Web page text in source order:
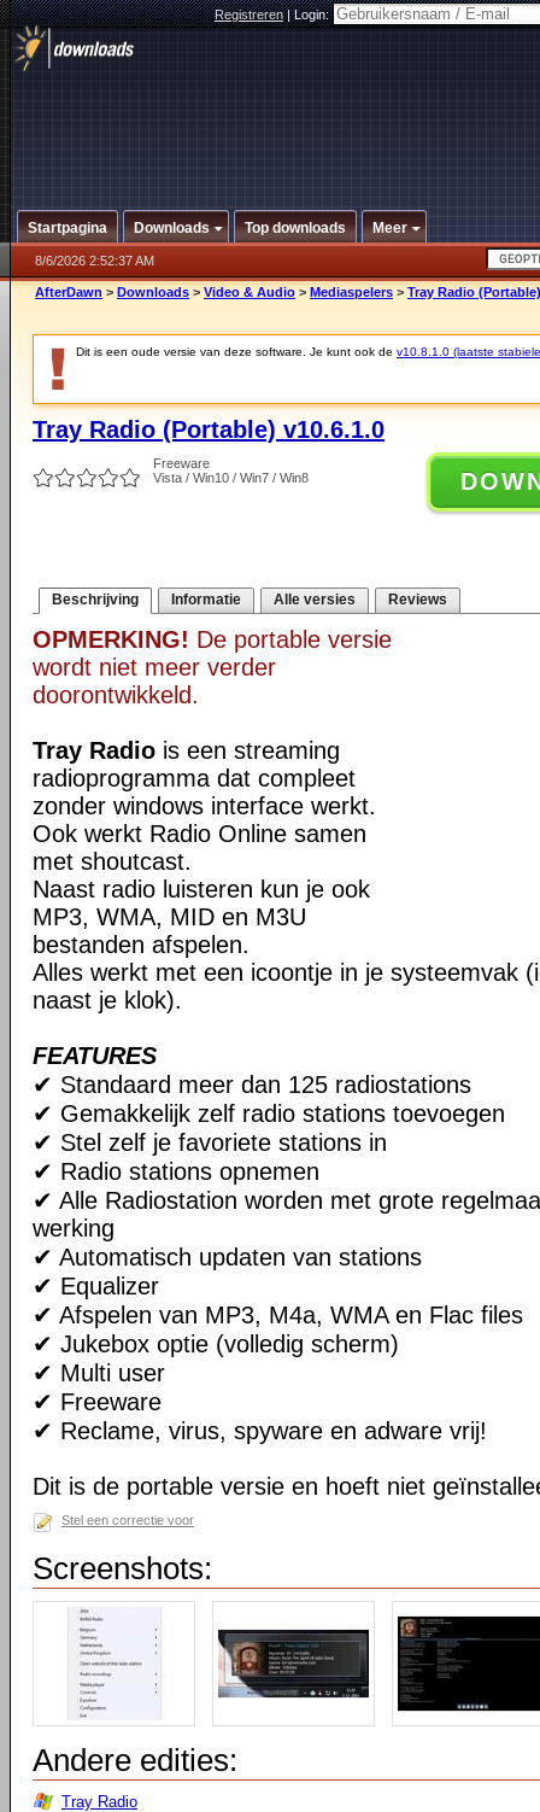
Registreren|Login:
Startpagina Downloads Top downloads Meer
8/6/2026 2:52:37 AM
AfterDawn > Downloads > Video & Audio > Mediaspelers > Tray Radio
Dit is een oude versie van deze software. Je kunt ook de v10.8.1.0 (laatste
Tray Radio (Portable) v10.6.1.0
Freeware
Vista / Win10 / Win7 / Win8
Beschrijving Informatie Alle versies Reviews
OPMERKING! De portable versie
wordt niet meer verder
doorontwikkeld.
Tray Radio is een streaming
radioprogramma dat compleet
zonder windows interface werkt.
Ook werkt Radio Online samen
met shoutcast.
Naast radio luisteren kun je ook
MP3, WMA, MID en M3U
bestanden afspelen.
Alles werkt met een icoontje in je systeemvak
naast je klok).
FEATURES
✔ Standaard meer dan 125 radiostations
✔ Gemakkelijk zelf radio stations toevoegen
✔ Stel zelf je favoriete stations in
✔ Radio stations opnemen
✔ Alle Radiostation worden met grote
werking
✔ Automatisch updaten van stations
✔ Equalizer
✔ Afspelen van MP3, M4a, WMA en Flac files
✔ Jukebox optie (volledig scherm)
✔ Multi user
✔ Freeware
✔ Reclame, virus, spyware en adware vrij!
Dit is de portable versie en hoeft niet
Stel een correctie voor
Screenshots:
Andere edities:
Tray Radio